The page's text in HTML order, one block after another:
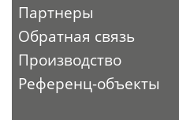
Партнеры
Обратная связь
Производство
Референц-объекты